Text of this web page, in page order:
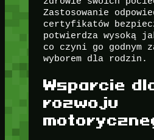
Zastosowanie
certyfikatów
potwierdza wysoką
co czyni go godnym
wyborem dla rodzin.
Wsparcie
rozwoju